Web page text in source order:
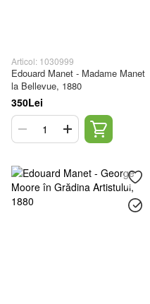
Articol: 1030999
Edouard Manet - Madame Manet
la Bellevue, 1880
350Lei